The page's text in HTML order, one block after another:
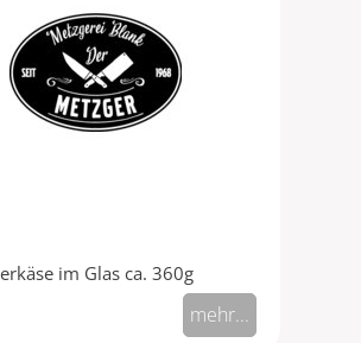
im Glas ca. 360g
mehr...